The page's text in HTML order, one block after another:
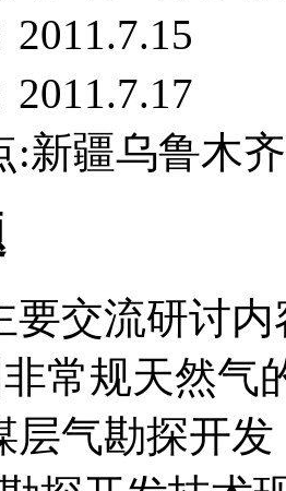
:新疆乌鲁木
要交流研讨内
常规天然气
层气勘探开发